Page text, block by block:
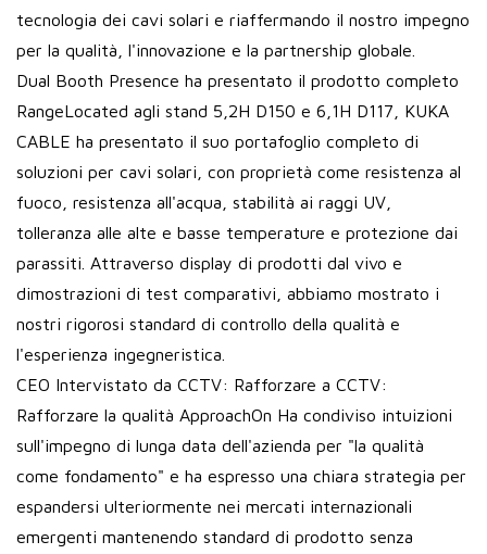
tecnologia dei cavi solari e riaffermando il nostro impegno
per la qualità, l'innovazione e la partnership globale.
Dual Booth Presence ha presentato il prodotto completo
RangeLocated agli stand 5,2H D150 e 6,1H D117, KUKA
CABLE ha presentato il suo portafoglio completo di
soluzioni per cavi solari, con proprietà come resistenza al
fuoco, resistenza all'acqua, stabilità ai raggi UV,
tolleranza alle alte e basse temperature e protezione dai
parassiti. Attraverso display di prodotti dal vivo e
dimostrazioni di test comparativi, abbiamo mostrato i
nostri rigorosi standard di controllo della qualità e
l'esperienza ingegneristica.
CEO Intervistato da CCTV: Rafforzare a CCTV:
Rafforzare la qualità ApproachOn Ha condiviso intuizioni
sull'impegno di lunga data dell'azienda per "la qualità
come fondamento" e ha espresso una chiara strategia per
espandersi ulteriormente nei mercati internazionali
emergenti mantenendo standard di prodotto senza